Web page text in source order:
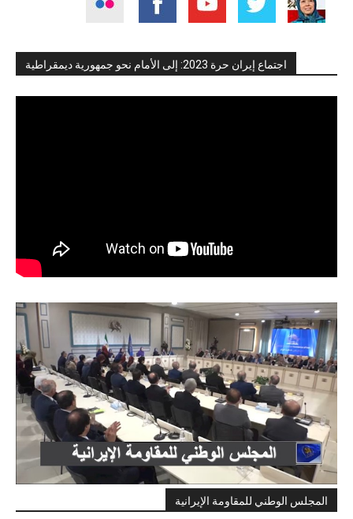
اجتماع إيران حرة 2023: إلى الأمام نحو جمهورية ديمقراطية
المجلس الوطني للمقاومة الإيرانية